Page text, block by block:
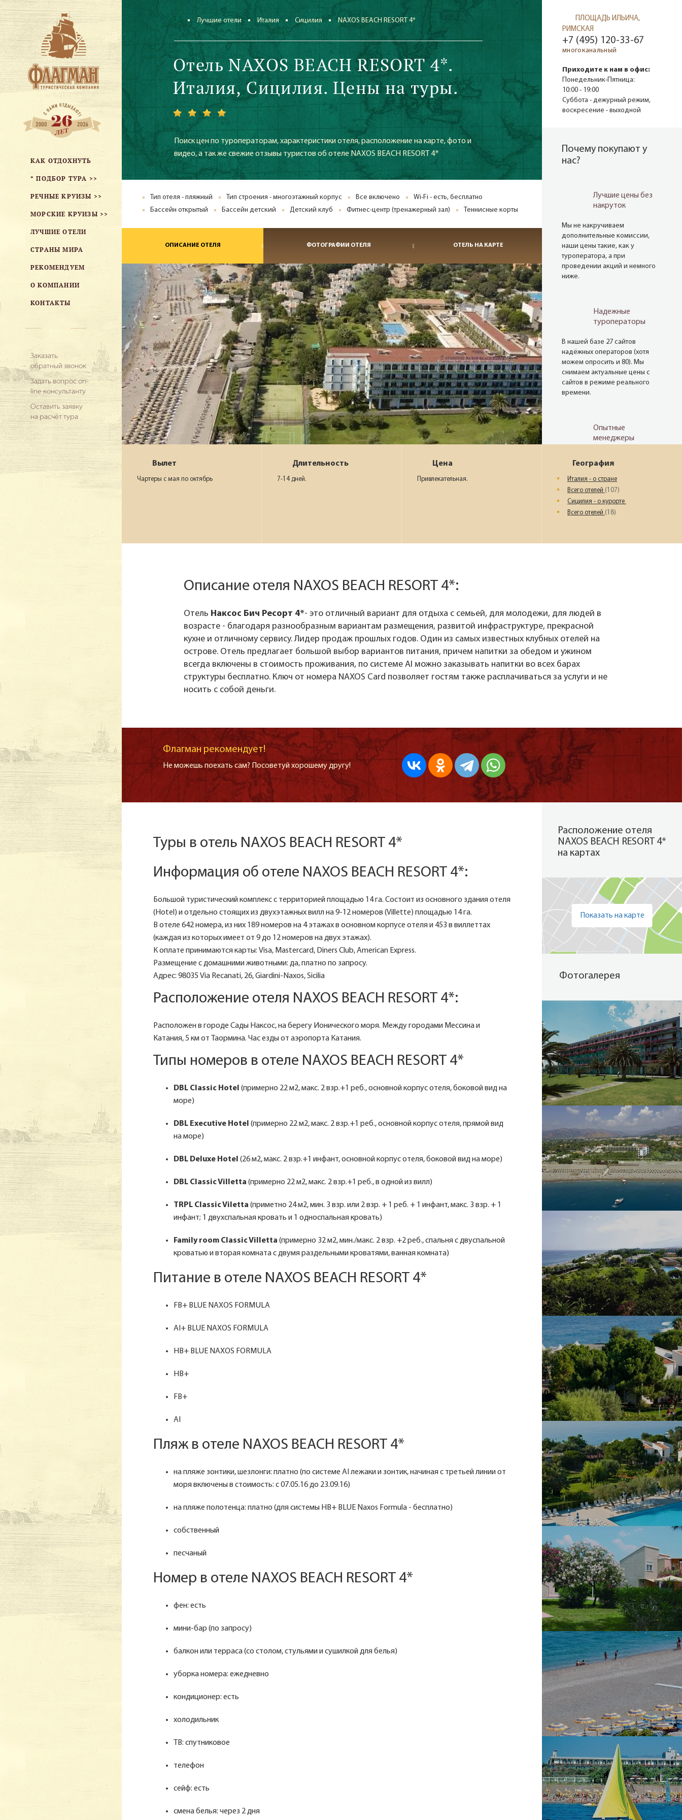
КАК ОТДОХНУТЬ
* ПОДБОР ТУРА >>
РЕЧНЫЕ КРУИЗЫ >>
МОРСКИЕ КРУИЗЫ >>
ЛУЧШИЕ ОТЕЛИ
СТРАНЫ МИРА
РЕКОМЕНДУЕМ
О КОМПАНИИ
КОНТАКТЫ
Заказать
обратный звонок
Задать вопрос on-
line консультанту
Оставить заявку
на расчёт тура
Лучшие отели Италия Сицилия NAXOS BEACH RESORT 4*
Отель NAXOS BEACH RESORT 4*.
Италия, Сицилия. Цены на туры.
Поиск цен по туроператорам, характеристики отеля, расположение на карте, фото и
видео, а так же свежие отзывы туристов об отеле NAXOS BEACH RESORT 4*
Тип отеля - пляжный Тип строения - многоэтажный корпус Все включено
Wi-Fi - есть, бесплатно
Бассейн открытый
Бассейн детский Детский клуб Фитнес-центр (тренажерный зал) Теннисные корты
ОПИСАНИЕ ОТЕЛЯ ФОТОГРАФИИ ОТЕЛЯ ОТЕЛЬ НА КАРТЕ
ПЛОЩАДЬ ИЛЬИЧА,
РИМСКАЯ
+7 (495) 120-33-67
многоканальный
Приходите к нам в офис:
Понедельник-Пятница:
10:00 - 19:00
Суббота - дежурный режим,
воскресение - выходной
Почему покупают у
нас?
Лучшие цены без
накруток
Мы не накручиваем
дополнительные комиссии,
наши цены такие, как у
туроператора, а при
проведении акций и немного
ниже.
Надежные
туроператоры
В нашей базе 27 сайтов
надёжных операторов (хотя
можем опросить и 80). Мы
снимаем актуальные цены с
сайтов в режиме реального
времени.
Опытные
менеджеры
Наш девиз – «продаём то, что
видели сами». Наши
менеджеры проводят
регулярные инспекции отелей,
посещают семинары и
рекламные туры.
Мы проверяем
это связывается с клиентом.
Да! Это не современно, но зато
надёжно!
Вылет
Чартеры с мая по октябрь
Длительность
7-14 дней.
Цена
Привлекательная.
География
Италия - о стране
Всего отелей (107)
Сицилия - о курорте
Всего отелей (18)
Описание отеля NAXOS BEACH RESORT 4*:
Отель Наксос Бич Ресорт 4*- это отличный вариант для отдыха с семьей, для молодежи, для людей в
возрасте - благодаря разнообразным вариантам размещения, развитой инфраструктуре, прекрасной
кухне и отличному сервису. Лидер продаж прошлых годов. Один из самых известных клубных отелей на
острове. Отель предлагает большой выбор вариантов питания, причем напитки за обедом и ужином
всегда включены в стоимость проживания, по системе AI можно заказывать напитки во всех барах
структуры бесплатно. Ключ от номера NAXOS Card позволяет гостям также расплачиваться за услуги и не
носить с собой деньги.
Флагман рекомендует!
Не можешь поехать сам? Посоветуй хорошему другу!
Туры в отель NAXOS BEACH RESORT 4*
Информация об отеле NAXOS BEACH RESORT 4*:
Большой туристический комплекс с территорией площадью 14 га. Состоит из основного здания отеля
(Hotel) и отдельно стоящих из двухэтажных вилл на 9-12 номеров (Villette) площадью 14 га.
В отеле 642 номера, из них 189 номеров на 4 этажах в основном корпусе отеля и 453 в виллеттах
(каждая из которых имеет от 9 до 12 номеров на двух этажах).
К оплате принимаются карты: Visa, Mastercard, Diners Club, American Express.
Размещение с домашними животными: да, платно по запросу.
Адрес: 98035 Via Recanati, 26, Giardini-Naxos, Sicilia
Расположение отеля NAXOS BEACH RESORT 4*:
Расположен в городе Сады Наксос, на берегу Ионического моря. Между городами Мессина и
Катания, 5 км от Таормина. Час езды от аэропорта Катания.
Типы номеров в отеле NAXOS BEACH RESORT 4*
DBL Сlassic Hotel (примерно 22 м2, макс. 2 взр.+1 реб., основной корпус отеля, боковой вид на
море)
DBL Executive Hotel (примерно 22 м2, макс. 2 взр.+1 реб., основной корпус отеля, прямой вид
на море)
DBL Deluxe Hotel (26 м2, макс. 2 взр.+1 инфант, основной корпус отеля, боковой вид на море)
DBL Classic Villetta (примерно 22 м2, макс. 2 взр.+1 реб., в одной из вилл)
TRPL Classic Viletta (приметно 24 м2, мин. 3 взр. или 2 взр. + 1 реб. + 1 инфант, макс. 3 взр. + 1
инфант; 1 двухспальная кровать и 1 односпальная кровать)
Family room Classic Villetta (примерно 32 м2, мин./макс. 2 взр. +2 реб., спальня с двуспальной
кроватью и вторая комната с двумя раздельными кроватями, ванная комната)
Питание в отеле NAXOS BEACH RESORT 4*
FB+ BLUE NAXOS FORMULA
AI+ BLUE NAXOS FORMULA
HB+ BLUE NAXOS FORMULA
HB+
FB+
AI
Пляж в отеле NAXOS BEACH RESORT 4*
на пляже зонтики, шезлонги: платно (по системе AI лежаки и зонтик, начиная с третьей линии от
моря включены в стоимость: с 07.05.16 до 23.09.16)
на пляже полотенца: платно (для системы HB+ BLUE Naxos Formula - бесплатно)
собственный
песчаный
Номер в отеле NAXOS BEACH RESORT 4*
фен: есть
мини-бар (по запросу)
балкон или терраса (со столом, стульями и сушилкой для белья)
уборка номера: ежедневно
кондиционер: есть
холодильник
ТВ: спутниковое
телефон
сейф: есть
смена белья: через 2 дня
Расположение отеля
NAXOS BEACH RESORT 4*
на картах
Показать на карте
Фотогалерея